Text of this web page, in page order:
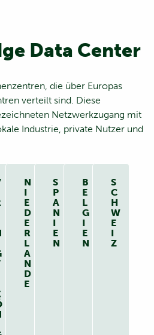
Data Center
die über Europas
verteilt sind. Diese
Netzwerkzugang mit
Industrie, private Nutzer und
N
I
E
D
E
R
L
A
N
D
E
S
P
A
N
I
E
N
B
E
L
G
I
E
N
S
C
H
W
E
I
Z